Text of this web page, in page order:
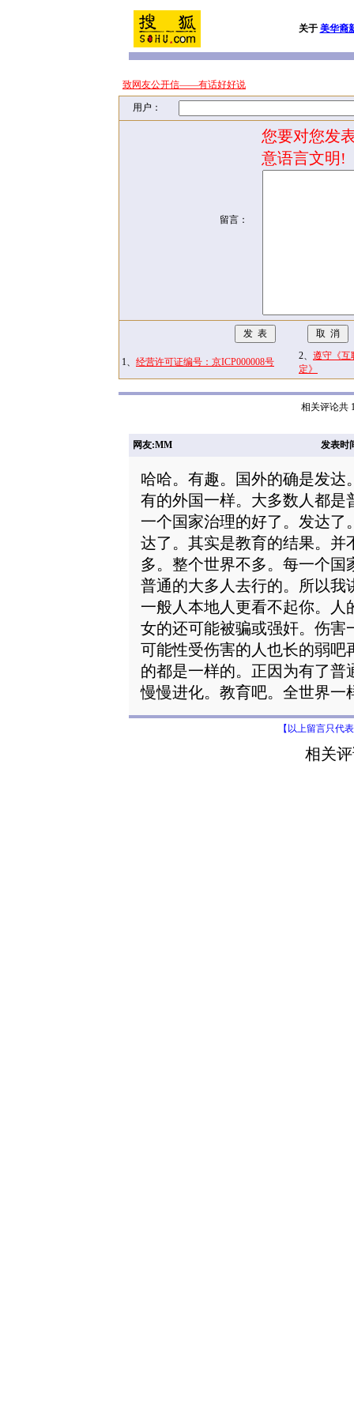
关于 美华裔
致网友公开信——有话好好说
用户：
留言：
您要对您发
意语言文明!
1、 经营许可证编号：京ICP000008号
2、 遵守《互
定》
相关评论共
网友:MM 发表时
哈哈。有趣。国外的确是发
有的外国一样。大多数人都是
一个国家治理的好了。发达
达了。其实是教育的结果。并
多。整个世界不多。每一个
普通的大多人去行的。所以我
一般人本地人更看不起你。
女的还可能被骗或强奸。伤害
可能性受伤害的人也长的弱
的都是一样的。正因为有了
慢慢进化。教育吧。全世界一
【以上留言只代
相关